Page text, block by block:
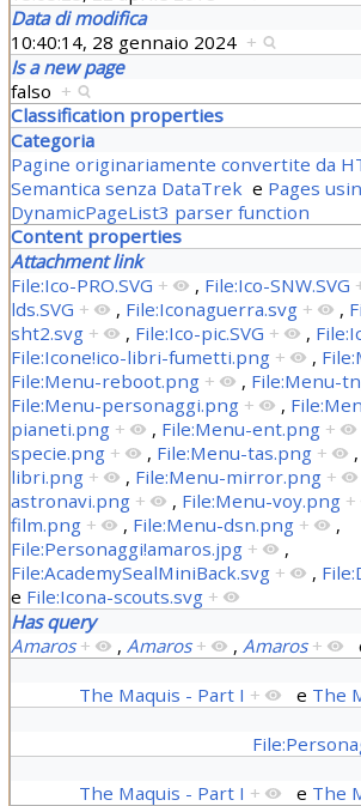
Data di modifica
10:40:14, 28 gennaio 2024 +
Is a new page
falso +
Classification properties
Categoria
Pagine originariamente convertite da
Semantica senza DataTrek e Pages
DynamicPageList3 parser function
Content properties
Attachment link
File:Ico-PRO.SVG + , File:Ico-SNW.SVG
lds.SVG + , File:Iconaguerra.svg + ,
sht2.svg + , File:Ico-pic.SVG + ,
File:Icone!ico-libri-fumetti.png + ,
File:Menu-reboot.png + , File:Menu-
File:Menu-personaggi.png + ,
pianeti.png + , File:Menu-ent.png +
specie.png + , File:Menu-tas.png + ,
libri.png + , File:Menu-mirror.png +
astronavi.png + , File:Menu-voy.png +
film.png + , File:Menu-dsn.png +
,
File:Personaggi!amaros.jpg +
,
File:AcademySealMiniBack.svg + ,
e File:Icona-scouts.svg +
Has query
Amaros + , Amaros + , Amaros +
The Maquis - Part I + e The
The Maquis - Part I + e The